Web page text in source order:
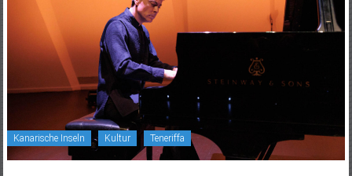
Kanarische Inseln Kultur Teneriffa